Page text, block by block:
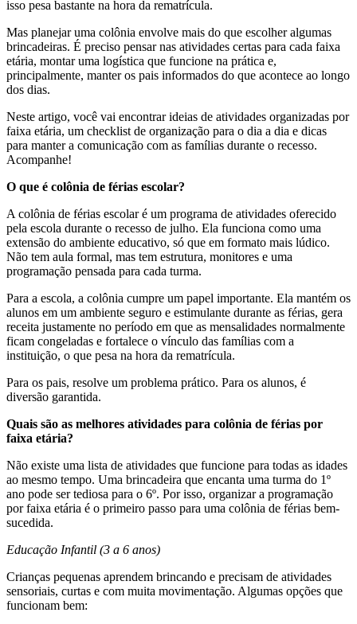
isso pesa bastante na hora da rematrícula.
Mas planejar uma colônia envolve mais do que escolher algumas
brincadeiras. É preciso pensar nas atividades certas para cada faixa
etária, montar uma logística que funcione na prática e,
principalmente, manter os pais informados do que acontece ao longo
dos dias.
Neste artigo, você vai encontrar ideias de atividades organizadas por
faixa etária, um checklist de organização para o dia a dia e dicas
para manter a comunicação com as famílias durante o recesso.
Acompanhe!
O que é colônia de férias escolar?
A colônia de férias escolar é um programa de atividades oferecido
pela escola durante o recesso de julho. Ela funciona como uma
extensão do ambiente educativo, só que em formato mais lúdico.
Não tem aula formal, mas tem estrutura, monitores e uma
programação pensada para cada turma.
Para a escola, a colônia cumpre um papel importante. Ela mantém os
alunos em um ambiente seguro e estimulante durante as férias, gera
receita justamente no período em que as mensalidades normalmente
ficam congeladas e fortalece o vínculo das famílias com a
instituição, o que pesa na hora da rematrícula.
Para os pais, resolve um problema prático. Para os alunos, é
diversão garantida.
Quais são as melhores atividades para colônia de férias por
faixa etária?
Não existe uma lista de atividades que funcione para todas as idades
ao mesmo tempo. Uma brincadeira que encanta uma turma do 1º
ano pode ser tediosa para o 6º. Por isso, organizar a programação
por faixa etária é o primeiro passo para uma colônia de férias bem-
sucedida.
Educação Infantil (3 a 6 anos)
Crianças pequenas aprendem brincando e precisam de atividades
sensoriais, curtas e com muita movimentação. Algumas opções que
funcionam bem: